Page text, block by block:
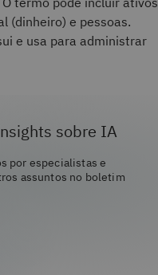
(dinheiro) e pessoas.
e usa para administrar
sobre IA
por especialistas e
assuntos no boletim